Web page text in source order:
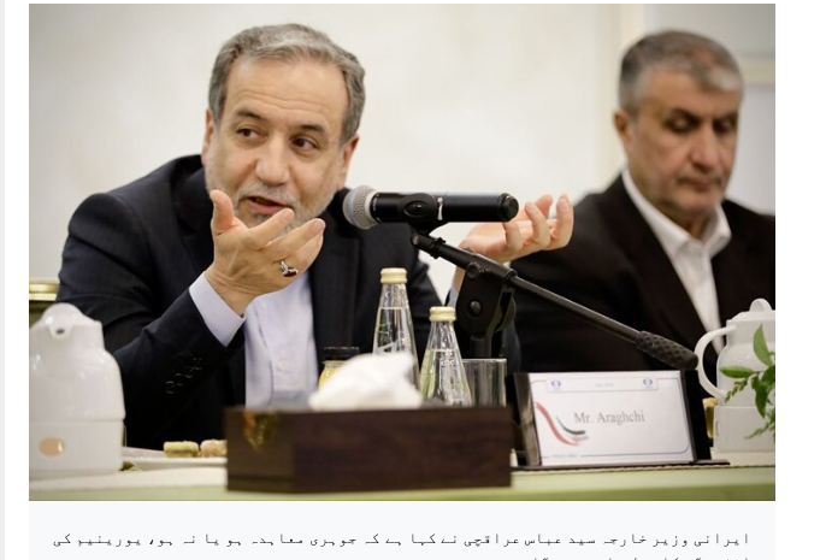
ایرانی وزیر خارجہ سید عباس عراقچی نے کہا ہے کہ جوہری معاہدہ ہو یا نہ ہو، یورینیم کی